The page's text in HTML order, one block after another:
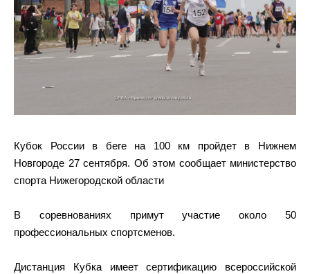
Кубок России в беге на 100 км пройдет в Нижнем
Новгороде 27 сентября. Об этом сообщает министерство
спорта Нижегородской области
В соревнованиях примут участие около 50
профессиональных спортсменов.
Дистанция Кубка имеет сертификацию всероссийской